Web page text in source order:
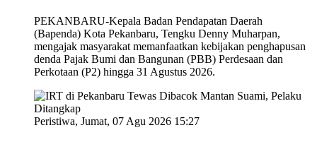
PEKANBARU-Kepala Badan Pendapatan Daerah
(Bapenda) Kota Pekanbaru, Tengku Denny Muharpan,
mengajak masyarakat memanfaatkan kebijakan penghapusan
denda Pajak Bumi dan Bangunan (PBB) Perdesaan dan
Perkotaan (P2) hingga 31 Agustus 2026.
Peristiwa, Jumat, 07 Agu 2026 15:27